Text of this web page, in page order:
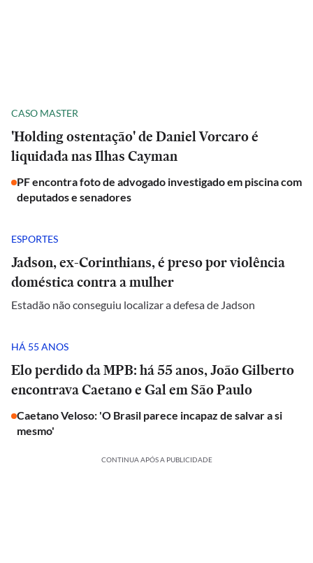
CASO MASTER
'Holding ostentação' de Daniel Vorcaro é
liquidada nas Ilhas Cayman
PF encontra foto de advogado investigado em piscina com
deputados e senadores
ESPORTES
Jadson, ex-Corinthians, é preso por violência
doméstica contra a mulher
Estadão não conseguiu localizar a defesa de Jadson
HÁ 55 ANOS
Elo perdido da MPB: há 55 anos, João Gilberto
encontrava Caetano e Gal em São Paulo
Caetano Veloso: 'O Brasil parece incapaz de salvar a si
mesmo'
CONTINUA APÓS A PUBLICIDADE